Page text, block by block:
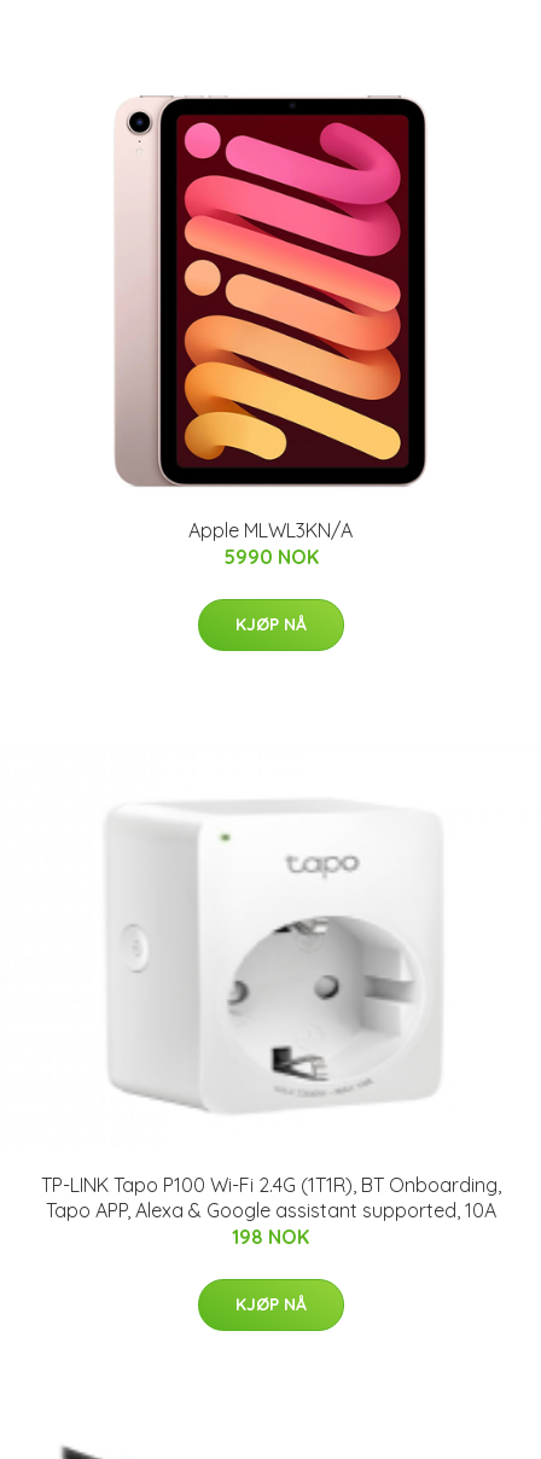
Apple MLWL3KN/A
5990 NOK
KJØP NÅ
TP-LINK Tapo P100 Wi-Fi 2.4G (1T1R), BT Onboarding,
Tapo APP, Alexa & Google assistant supported, 10A
198 NOK
KJØP NÅ